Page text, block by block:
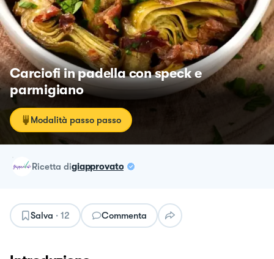
Carciofi in padella con speck e
parmigiano
Modalità passo passo
ricetta digiapprovato
Salva · 12 Commenta